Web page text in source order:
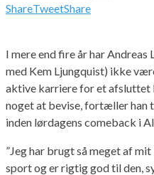
ShareTweetShare
I mere end fire år har
med Kem Ljungquist) ikke
aktive karriere for et afsluttet
noget at bevise, fortæller han
inden lørdagens comeback i
”Jeg har brugt så meget af
sport og er rigtig god til den,